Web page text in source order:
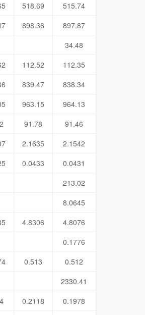
518.69
515.74
898.36
897.87
34.48
112.52
112.35
839.47
838.34
963.15
964.13
91.78
91.46
2.1635
2.1542
0.0433
0.0431
213.02
8.0645
4.8306
4.8076
0.1776
0.513
0.512
2330.41
0.2118
0.1978